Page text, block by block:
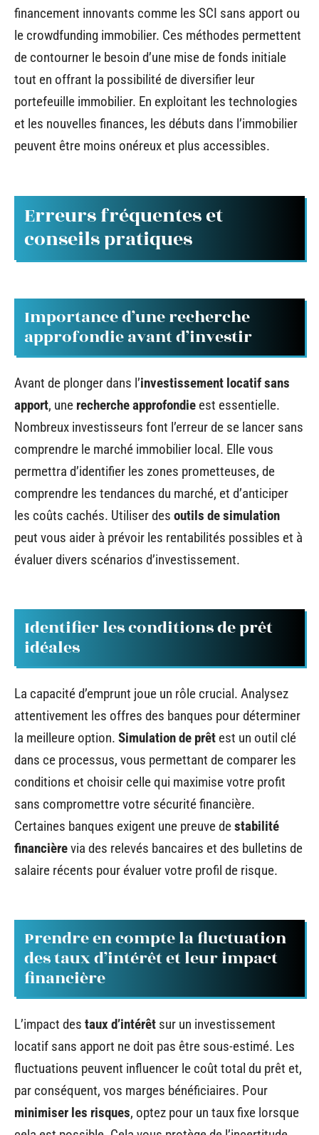
financement innovants comme les SCI sans apport ou
le crowdfunding immobilier. Ces méthodes permettent
de contourner le besoin d’une mise de fonds initiale
tout en offrant la possibilité de diversifier leur
portefeuille immobilier. En exploitant les technologies
et les nouvelles finances, les débuts dans l’immobilier
peuvent être moins onéreux et plus accessibles.
Erreurs fréquentes et
conseils pratiques
Importance d’une recherche
approfondie avant d’investir
Avant de plonger dans l’investissement locatif sans
apport, une recherche approfondie est essentielle.
Nombreux investisseurs font l’erreur de se lancer sans
comprendre le marché immobilier local. Elle vous
permettra d’identifier les zones prometteuses, de
comprendre les tendances du marché, et d’anticiper
les coûts cachés. Utiliser des outils de simulation
peut vous aider à prévoir les rentabilités possibles et à
évaluer divers scénarios d’investissement.
Identifier les conditions de prêt
idéales
La capacité d’emprunt joue un rôle crucial. Analysez
attentivement les offres des banques pour déterminer
la meilleure option. Simulation de prêt est un outil clé
dans ce processus, vous permettant de comparer les
conditions et choisir celle qui maximise votre profit
sans compromettre votre sécurité financière.
Certaines banques exigent une preuve destabilité
financièrevia des relevés bancaires et des bulletins de
salaire récents pour évaluer votre profil de risque.
Prendre en compte la fluctuation
des taux d’intérêt et leur impact
financière
L’impact des taux d’intérêt sur un investissement
locatif sans apport ne doit pas être sous-estimé. Les
fluctuations peuvent influencer le coût total du prêt et,
par conséquent, vos marges bénéficiaires. Pour
minimiser les risques, optez pour un taux fixe lorsque